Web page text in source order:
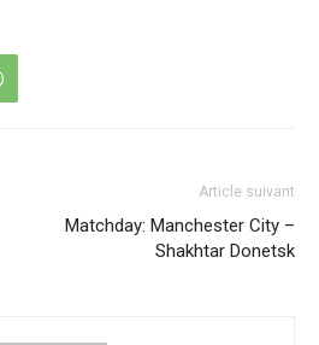
Article suivant
Matchday: Manchester City –
Shakhtar Donetsk